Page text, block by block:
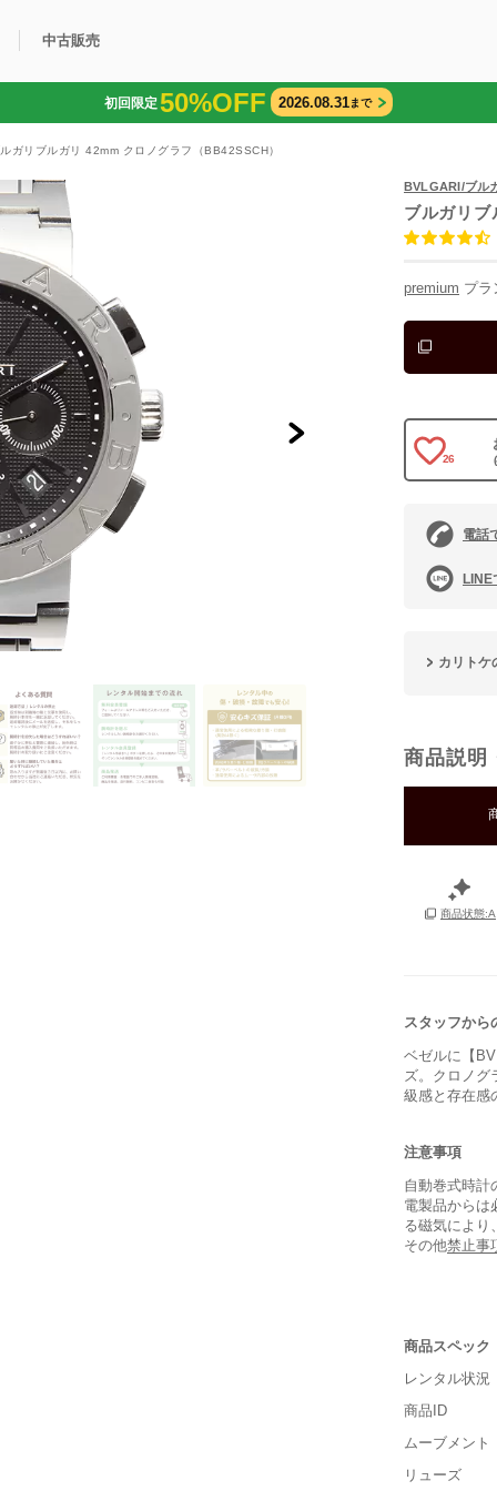
購入可能商品カリトケとは？
Q&A
中古販売
中古販売商品 ブランド一覧 中古販売について
初回限定50%OFF 2026.08.31まで
ガリブルガリ 42mm クロノグラフ（BB42SSCH）
BVLGARI/ブル
ブルガリ
premium プラ
26
電話
LINE
カリトケ
商品説明
商品状態:A
スタッフから
ベゼルに【
ズ。クロノグ
級感と存在感
注意事項
自動巻式時計
電製品からは
る磁気により
その他禁止事
商品スペック
レンタル状況
商品ID
ムーブメント
リューズ
保証書
箱